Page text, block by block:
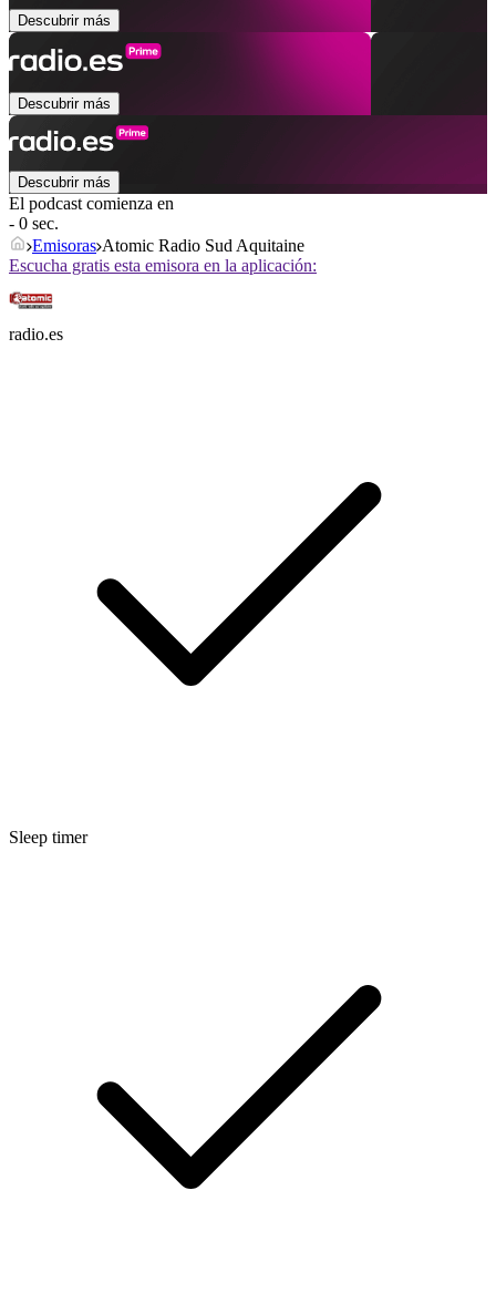
Descubrir más
Descubrir más
Descubrir más
El podcast comienza en
- 0 sec.
Emisoras Atomic Radio Sud Aquitaine
Escucha gratis esta emisora en la aplicación:
radio.es
Sleep timer